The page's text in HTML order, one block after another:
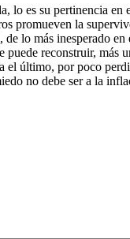
lo es su pertinencia
promueven la
lo más inesperado
reconstruir, más
último, por poco
no debe ser a la